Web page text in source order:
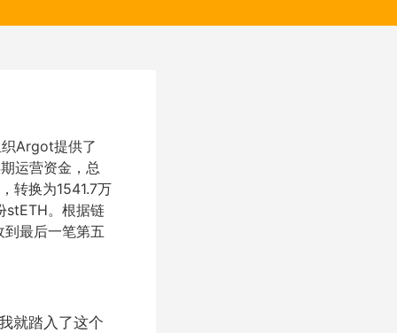
Argot提供了
运营资金，总
转换为1541.7万
stETH。根据链
最后一笔第五
就踏入了这个